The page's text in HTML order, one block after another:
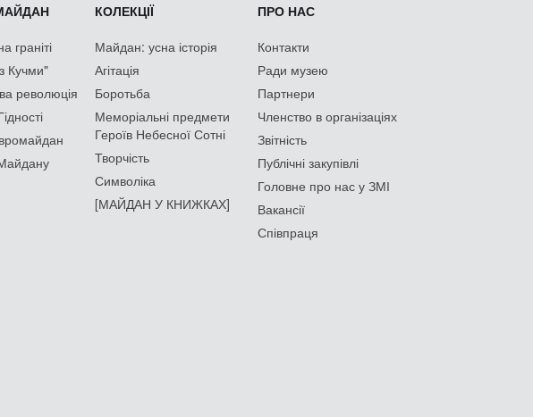
граніті
Кучми"
революція
КОЛЕКЦІЇ
Майдан: усна історія
Агітація
Боротьба
Меморіальні предмети
Героїв Небесної Сотні
Творчість
Символіка
[МАЙДАН У КНИЖКАХ]
ПРО НАС
Контакти
Ради музею
Партнери
Членство в організаціях
Звітність
Публічні закупівлі
Головне про нас у ЗМІ
Вакансії
Співпраця